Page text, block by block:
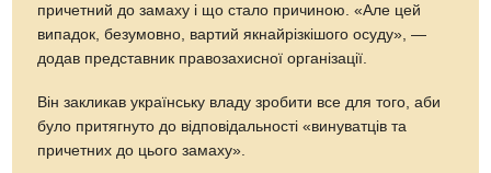
причетний до замаху і що стало причиною. «Але цей
випадок, безумовно, вартий якнайрізкішого осуду», —
додав представник правозахисної організації.
Він закликав українську владу зробити все для того, аби
було притягнуто до відповідальності «винуватців та
причетних до цього замаху».